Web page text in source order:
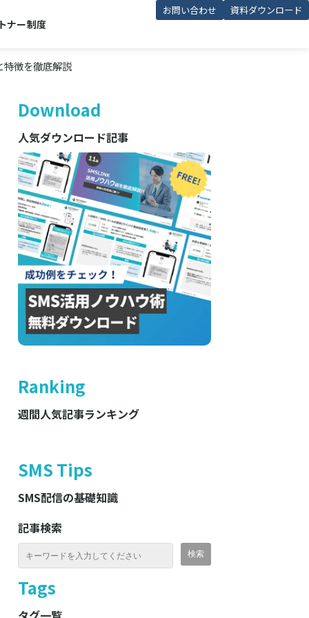
ナー制度
お問い合わせ 資料ダウンロード
特徴を徹底解説
Download
人気ダウンロード記事
Ranking
週間人気記事ランキング
SMS Tips
SMS配信の基礎知識
記事検索
Tags